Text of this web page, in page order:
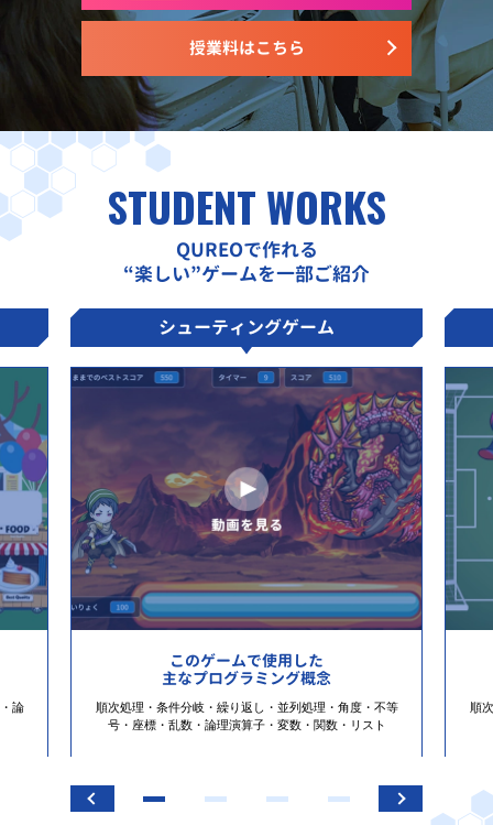
授業料はこちら
STUDENT WORKS
QUREOで作れる
“楽しい”ゲームを一部ご紹介
論
シューティングゲーム
このゲームで使用した
主なプログラミング概念
順次処理・条件分岐・繰り返し・並列処理・角度・不等
号・座標・乱数・論理演算子・変数・関数・リスト
順